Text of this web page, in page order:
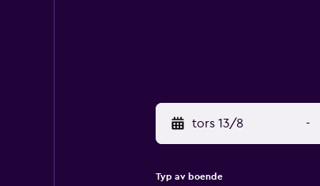
tors 13/8 -
Typ av boende